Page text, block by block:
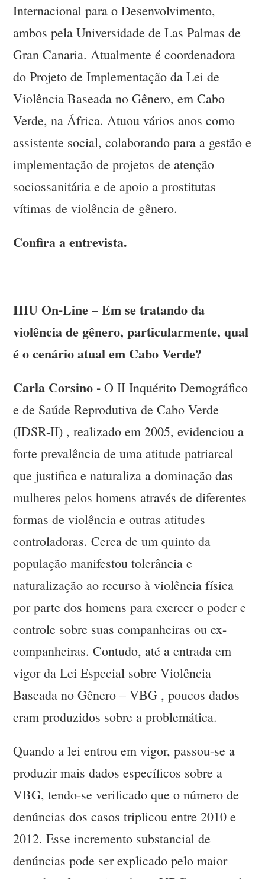
Internacional para o Desenvolvimento,
ambos pela Universidade de Las Palmas de
Gran Canaria. Atualmente é coordenadora
do Projeto de Implementação da Lei de
Violência Baseada no Gênero, em Cabo
Verde, na África. Atuou vários anos como
assistente social, colaborando para a gestão e
implementação de projetos de atenção
sociossanitária e de apoio a prostitutas
vítimas de violência de gênero.
Confira a entrevista.
IHU On-Line – Em se tratando da
violência de gênero, particularmente, qual
é o cenário atual em Cabo Verde?
Carla Corsino - O II Inquérito Demográfico
e de Saúde Reprodutiva de Cabo Verde
(IDSR-II) , realizado em 2005, evidenciou a
forte prevalência de uma atitude patriarcal
que justifica e naturaliza a dominação das
mulheres pelos homens através de diferentes
formas de violência e outras atitudes
controladoras. Cerca de um quinto da
população manifestou tolerância e
naturalização ao recurso à violência física
por parte dos homens para exercer o poder e
controle sobre suas companheiras ou ex-
companheiras. Contudo, até a entrada em
vigor da Lei Especial sobre Violência
Baseada no Gênero – VBG , poucos dados
eram produzidos sobre a problemática.
Quando a lei entrou em vigor, passou-se a
produzir mais dados específicos sobre a
VBG, tendo-se verificado que o número de
denúncias dos casos triplicou entre 2010 e
2012. Esse incremento substancial de
denúncias pode ser explicado pelo maior